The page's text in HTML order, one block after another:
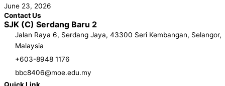
June 23, 2026
Contact Us
SJK (C) Serdang Baru 2
Jalan Raya 6, Serdang Jaya, 43300 Seri Kembangan, Selangor,
Malaysia
+603-8948 1176
bbc8406@moe.edu.my